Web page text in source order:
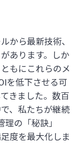
から最新技術、
あります。しか
もにこれらのメ
を低下させる可
きました。数百
、私たちが継続
の「秘訣」
度を最大化しま